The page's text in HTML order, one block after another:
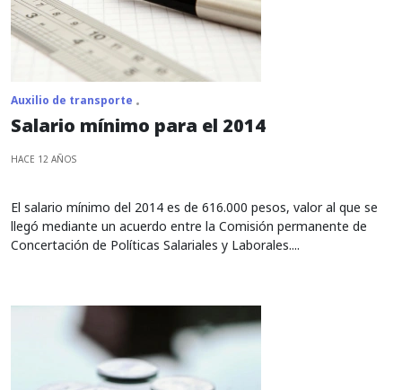
Auxilio de transporte
Salario mínimo para el 2014
HACE 12 AÑOS
El salario mínimo del 2014 es de 616.000 pesos, valor al que se
llegó mediante un acuerdo entre la Comisión permanente de
Concertación de Políticas Salariales y Laborales....